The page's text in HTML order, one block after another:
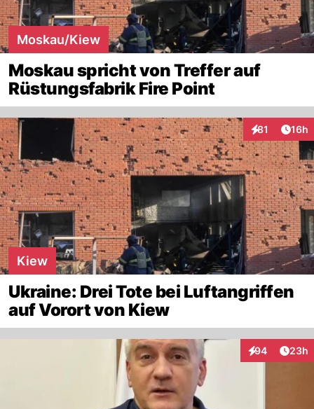
Moskau/Kiew
Moskau spricht von Treffer auf
Rüstungsfabrik Fire Point
81
Interaktionen
16h
Kiew
Ukraine: Drei Tote bei Luftangriffen
auf Vorort von Kiew
94
Interaktionen
23h